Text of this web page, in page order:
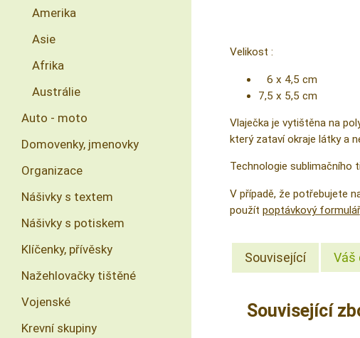
Velikost :
6 x 4,5 cm
7,5 x 5,5 cm
Vlaječka je vytištěna na
který zataví okraje látky a
Technologie sublimačního
V případě, že potřebujete
použít poptávkový formulář
Související Váš
Související
Amerika
Asie
Afrika
Austrálie
Auto - moto
Domovenky, jmenovky
Organizace
Nášivky s textem
Nášivky s potiskem
Klíčenky, přívěsky
Nažehlovačky tištěné
Vojenské
Krevní skupiny